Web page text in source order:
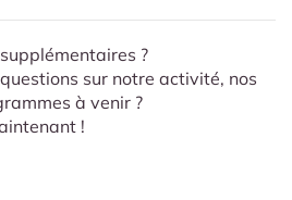
?
sur notre activité, nos
à venir ?
!